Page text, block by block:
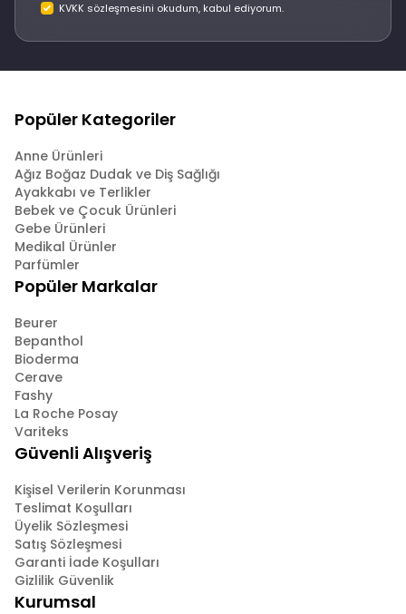
KVKK sözleşmesini okudum, kabul ediyorum.
Popüler Kategoriler
Anne Ürünleri
Ağız Boğaz Dudak ve Diş Sağlığı
Ayakkabı ve Terlikler
Bebek ve Çocuk Ürünleri
Gebe Ürünleri
Medikal Ürünler
Parfümler
Popüler Markalar
Beurer
Bepanthol
Bioderma
Cerave
Fashy
La Roche Posay
Variteks
Güvenli Alışveriş
Kişisel Verilerin Korunması
Teslimat Koşulları
Üyelik Sözleşmesi
Satış Sözleşmesi
Garanti İade Koşulları
Gizlilik Güvenlik
Kurumsal